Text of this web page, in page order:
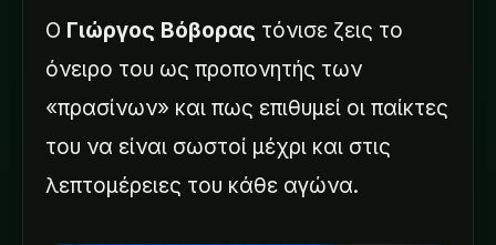
Ο Γιώργος Βόβορας τόνισε ζεις το
όνειρο του ως προπονητής των
«πρασίνων» και πως επιθυμεί οι παίκτες
του να είναι σωστοί μέχρι και στις
λεπτομέρειες του κάθε αγώνα.